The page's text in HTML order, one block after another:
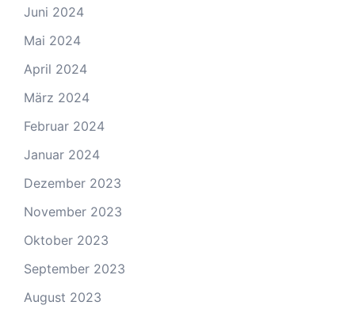
Juni 2024
Mai 2024
April 2024
März 2024
Februar 2024
Januar 2024
Dezember 2023
November 2023
Oktober 2023
September 2023
August 2023